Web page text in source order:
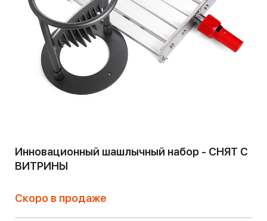
Инновационный шашлычный набор - СНЯТ С
ВИТРИНЫ
Скоро в продаже